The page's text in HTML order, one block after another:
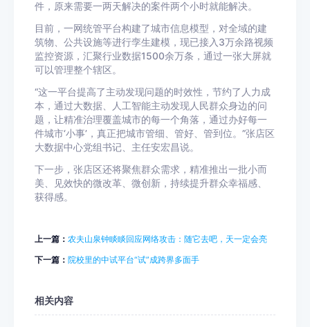
件，原来需要一两天解决的案件两个小时就能解决。
目前，一网统管平台构建了城市信息模型，对全域的建
筑物、公共设施等进行孪生建模，现已接入3万余路视频
监控资源，汇聚行业数据1500余万条，通过一张大屏就
可以管理整个辖区。
“这一平台提高了主动发现问题的时效性，节约了人力成
本，通过大数据、人工智能主动发现人民群众身边的问
题，让精准治理覆盖城市的每一个角落，通过办好每一
件城市‘小事’，真正把城市管细、管好、管到位。”张店区
大数据中心党组书记、主任安宏昌说。
下一步，张店区还将聚焦群众需求，精准推出一批小而
美、见效快的微改革、微创新，持续提升群众幸福感、
获得感。
上一篇： 农夫山泉钟睒睒回应网络攻击：随它去吧，天一定会亮
下一篇： 院校里的中试平台“试”成跨界多面手
相关内容